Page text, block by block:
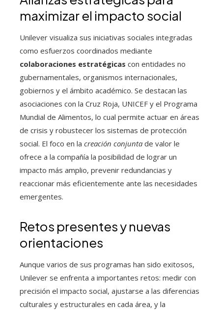
maximizar el impacto social
Unilever visualiza sus iniciativas sociales integradas
como esfuerzos coordinados mediante
colaboraciones estratégicas con entidades no
gubernamentales, organismos internacionales,
gobiernos y el ámbito académico. Se destacan las
asociaciones con la Cruz Roja, UNICEF y el Programa
Mundial de Alimentos, lo cual permite actuar en áreas
de crisis y robustecer los sistemas de protección
social. El foco en la creación conjunta de valor le
ofrece a la compañía la posibilidad de lograr un
impacto más amplio, prevenir redundancias y
reaccionar más eficientemente ante las necesidades
emergentes.
Retos presentes y nuevas
orientaciones
Aunque varios de sus programas han sido exitosos,
Unilever se enfrenta a importantes retos: medir con
precisión el impacto social, ajustarse a las diferencias
culturales y estructurales en cada área, y la